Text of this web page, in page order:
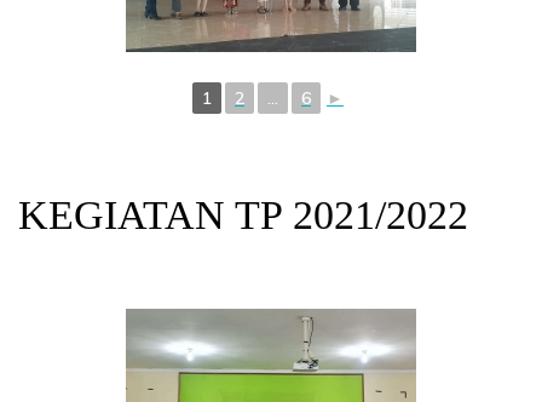
1 2 ... 6 ►
KEGIATAN TP 2021/2022